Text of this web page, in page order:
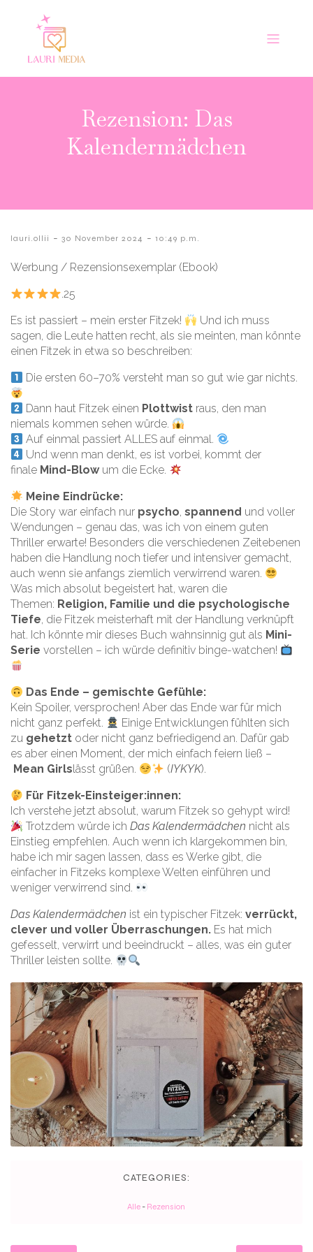
Rezension: Das
Kalendermädchen
lauri.ollii - 30 November 2024 - 10:49 p.m.
Werbung / Rezensionsexemplar (Ebook)
.25
Es ist passiert – mein erster Fitzek!
Und ich muss
sagen, die Leute hatten recht, als sie meinten, man könnte
einen Fitzek in etwa so beschreiben:
Die ersten 60–70% versteht man so gut wie gar nichts.
Dann haut Fitzek einen Plottwist raus, den man
niemals kommen sehen würde.
Auf einmal passiert ALLES auf einmal.
Und wenn man denkt, es ist vorbei, kommt der
finale Mind-Blowum die Ecke.
Meine Eindrücke:
Die Story war einfach nur psycho, spannend und voller
Wendungen – genau das, was ich von einem guten
Thriller erwarte! Besonders die verschiedenen Zeitebenen
haben die Handlung noch tiefer und intensiver gemacht,
auch wenn sie anfangs ziemlich verwirrend waren.
Was mich absolut begeistert hat, waren die
Themen: Religion, Familie und die psychologische
Tiefe, die Fitzek meisterhaft mit der Handlung verknüpft
hat. Ich könnte mir dieses Buch wahnsinnig gut als Mini-
Serie vorstellen – ich würde definitiv binge-watchen!
Das Ende – gemischte Gefühle:
Kein Spoiler, versprochen! Aber das Ende war für mich
nicht ganz perfekt.
Einige Entwicklungen fühlten sich
zu gehetzt oder nicht ganz befriedigend an. Dafür gab
es aber einen Moment, der mich einfach feiern ließ –
Mean Girlslässt grüßen. (IYKYK).
Für Fitzek-Einsteiger:innen:
Ich verstehe jetzt absolut, warum Fitzek so gehypt wird!
Trotzdem würde ichDas Kalendermädchen nicht als
Einstieg empfehlen. Auch wenn ich klargekommen bin,
habe ich mir sagen lassen, dass es Werke gibt, die
einfacher in Fitzeks komplexe Welten einführen und
weniger verwirrend sind.
Das Kalendermädchen ist ein typischer Fitzek: verrückt,
clever und voller Überraschungen. Es hat mich
gefesselt, verwirrt und beeindruckt – alles, was ein guter
Thriller leisten sollte.
CATEGORIES:
Alle - Rezension